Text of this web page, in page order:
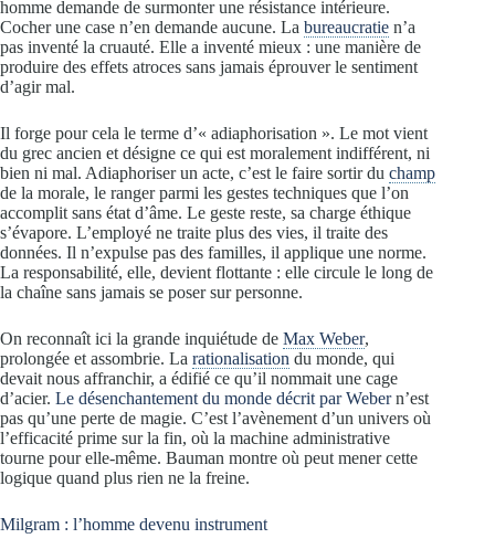
homme demande de surmonter une résistance intérieure.
Cocher une case n’en demande aucune. La bureaucratie n’a
pas inventé la cruauté. Elle a inventé mieux : une manière de
produire des effets atroces sans jamais éprouver le sentiment
d’agir mal.
Il forge pour cela le terme d’« adiaphorisation ». Le mot vient
du grec ancien et désigne ce qui est moralement indifférent, ni
bien ni mal. Adiaphoriser un acte, c’est le faire sortir du champ
de la morale, le ranger parmi les gestes techniques que l’on
accomplit sans état d’âme. Le geste reste, sa charge éthique
s’évapore. L’employé ne traite plus des vies, il traite des
données. Il n’expulse pas des familles, il applique une norme.
La responsabilité, elle, devient flottante : elle circule le long de
la chaîne sans jamais se poser sur personne.
On reconnaît ici la grande inquiétude de Max Weber,
prolongée et assombrie. La rationalisation du monde, qui
devait nous affranchir, a édifié ce qu’il nommait une cage
d’acier. Le désenchantement du monde décrit par Webern’est
pas qu’une perte de magie. C’est l’avènement d’un univers où
l’efficacité prime sur la fin, où la machine administrative
tourne pour elle-même. Bauman montre où peut mener cette
logique quand plus rien ne la freine.
Milgram : l’homme devenu instrument